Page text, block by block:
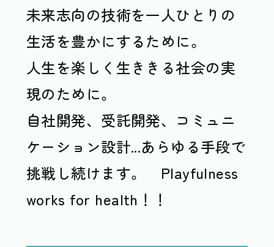
未来志向の技術を一人ひとりの
生活を豊かにするために。
人生を楽しく生ききる社会の実
現のために。
自社開発、受託開発、コミュニ
ケーション設計...あらゆる手段で
挑戦し続けます。 Playfulness
works for health！！